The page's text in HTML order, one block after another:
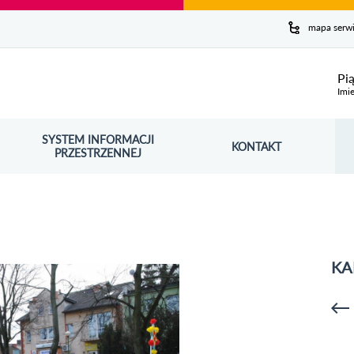
mapa
SYSTEM INFORMACJI
PRZESTRZENNEJ
OTWORZY SIĘ W NOWYM OKNIE KONTAKT